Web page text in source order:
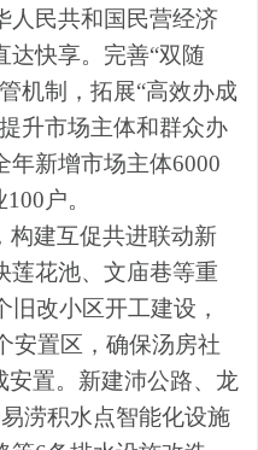
人民共和国民营经济
达快享。完善“双随
机制，拓展“高效办成
升市场主体和群众办
年新增市场主体6000
100 户。
构建互促共进联动新
莲花池、文庙巷等重
旧改小区开工建设，
安置区，确保汤房社
安置。新建沛公路、龙
涝积水点智能化设施